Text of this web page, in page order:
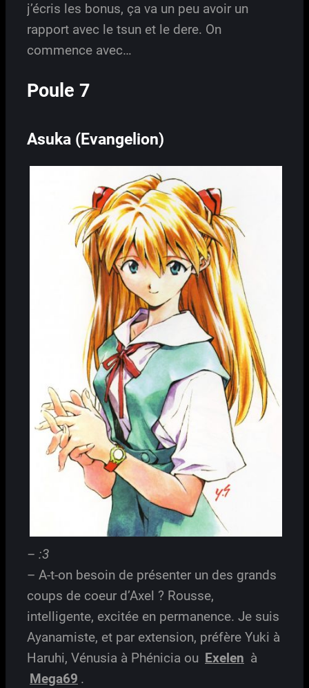
j’écris les bonus, ça va un peu avoir un
rapport avec le tsun et le dere. On
commence avec…
Poule 7
Asuka (Evangelion)
– :3
– A-t-on besoin de présenter un des grands
coups de coeur d’Axel ? Rousse,
intelligente, excitée en permanence. Je suis
Ayanamiste, et par extension, préfère Yuki à
Haruhi, Vénusia à Phénicia ou Exelen à
Mega69 .